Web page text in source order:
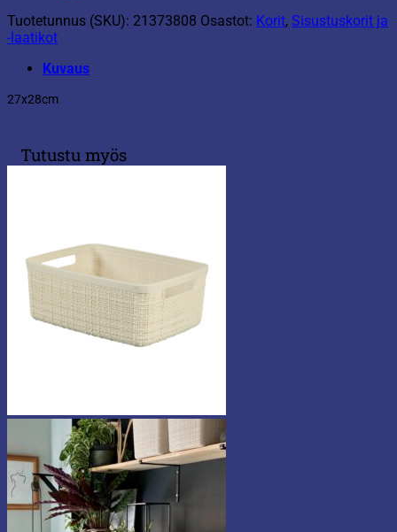
Tuotetunnus (SKU): 21373808 Osastot: Korit, Sisustuskorit ja
-laatikot
Kuvaus
27x28cm
Tutustu myös